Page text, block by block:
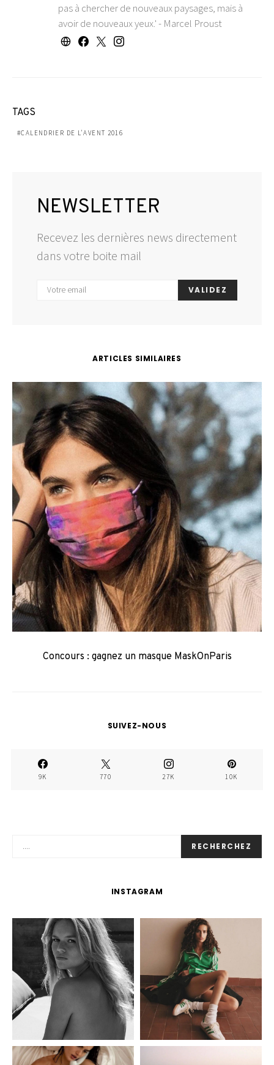
pas à chercher de nouveaux paysages, mais à
avoir de nouveaux yeux.' - Marcel Proust
TAGS
CALENDRIER DE L'AVENT 2016
NEWSLETTER
Recevez les dernières news directement
dans votre boite mail
VALIDEZ
ARTICLES SIMILAIRES
Concours : gagnez un masque MaskOnParis
SUIVEZ-NOUS
9K 770 27K 10K
RECHERCHEZ
INSTAGRAM